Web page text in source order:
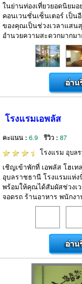
ในย่านท่องเที่ยวยอดนิยม
คอนเวนชั่นเซ็นเตอร์ เป็น
ของคุณเป็นช่วงเวลาแสน
อำนวยความสะดวกมากม
โรงแรมเอพลัส
คะแนน : 6.9 รีวิว : 87
โรงแรม อุบล
เชิญเข้าพักที่ เอพลัส โฮเ
อุบลราชธานี โรงแรมแห่
พร้อมให้คุณได้สัมผัสช่วงเ
จอดรถ ร้านอาหาร พนักง